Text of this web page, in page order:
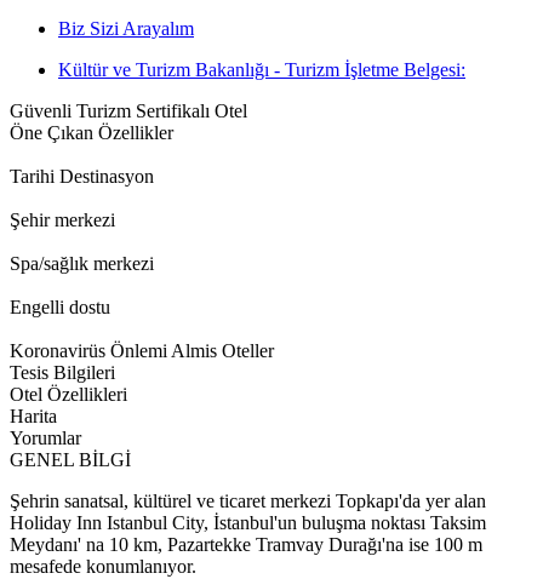
Biz Sizi Arayalım
Kültür ve Turizm Bakanlığı - Turizm İşletme Belgesi:
Güvenli Turizm Sertifikalı Otel
Öne Çıkan Özellikler
Tarihi Destinasyon
Şehir merkezi
Spa/sağlık merkezi
Engelli dostu
Koronavirüs Önlemi Almis Oteller
Tesis Bilgileri
Otel Özellikleri
Harita
Yorumlar
GENEL BİLGİ
Şehrin sanatsal, kültürel ve ticaret merkezi Topkapı'da yer alan
Holiday Inn Istanbul City, İstanbul'un buluşma noktası Taksim
Meydanı' na 10 km, Pazartekke Tramvay Durağı'na ise 100 m
mesafede konumlanıyor.